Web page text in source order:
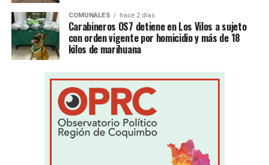
COMUNALES hace 2 días
Carabineros OS7 detiene en Los Vilos a sujeto
con orden vigente por homicidio y más de 18
kilos de marihuana